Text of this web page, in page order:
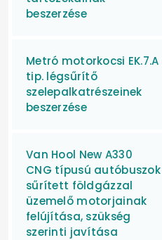
beszerzése
Metró motorkocsi EK.7.A
tip. légsűrítő
szelepalkatrészeinek
beszerzése
Van Hool New A330
CNG típusú autóbuszok
sűrített földgázzal
üzemelő motorjainak
felújítása, szükség
szerinti javítása